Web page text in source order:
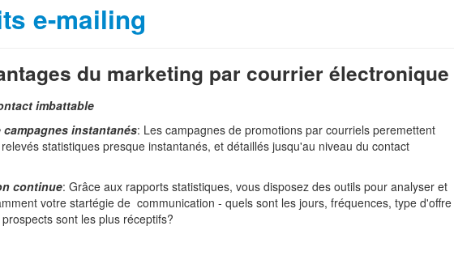
e-mailing
du marketing par courrier électronique
imbattable
campagnes instantanés: Les campagnes de promotions par courriels peremettent
statistiques presque instantanés, et détaillés jusqu'au niveau du contact
continue: Grâce aux rapports statistiques, vous disposez des outils pour analyser et
votre startégie de communication - quels sont les jours, fréquences, type d'offre
sont les plus réceptifs?